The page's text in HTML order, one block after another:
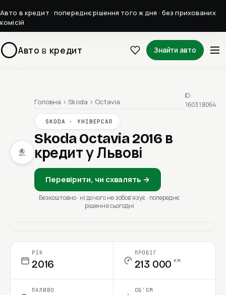
Авто в кредит · попереднє рішення того ж дня · без прихованих
комісій
Авто в кредит Знайти авто
Головна › Skoda › Octavia
SKODA · УНІВЕРСАЛ
Skoda Octavia 2016 в
кредит у Львові
Перевірити, чи схвалять →
Безкоштовно · ні до чого не зобовʼязує · попереднє
рішення сьогодні
ID:
160318064
РІК
2016
ПРОБІГ
213 000 км
ПАЛИВО ОБ'ЄМ